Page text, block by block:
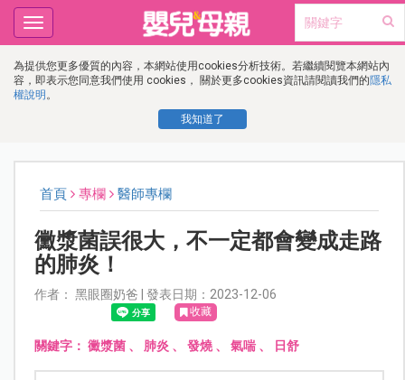
為提供您更多優質的內容，本網站使用cookies分析技術。若繼續閱覽本網站內
容，即表示您同意我們使用 cookies， 關於更多cookies資訊請閱讀我們的隱私
權說明 。
我知道了
Toggle
navigation
首頁 專欄 醫師專欄
黴漿菌誤很大，不一定都會變成走路
的肺炎！
作者： 黑眼圈奶爸 | 發表日期：2023-12-06
收藏
關鍵字： 黴漿菌、 肺炎 、 發燒、 氣喘、 日舒